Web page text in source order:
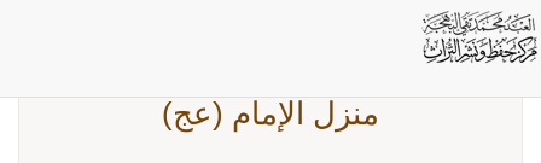
منزل الإمام (عج)